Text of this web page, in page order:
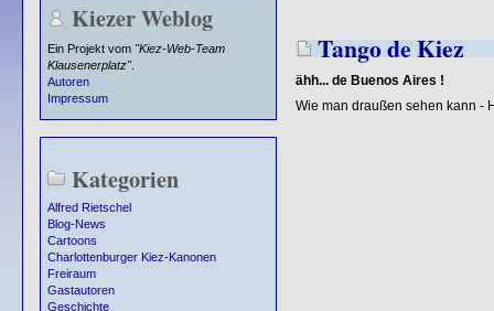
Kiezer Weblog
Ein Projekt vom "Kiez-Web-Team
Klausenerplatz".
Autoren
Impressum
Kategorien
Alfred Rietschel
Blog-News
Cartoons
Charlottenburger Kiez-Kanonen
Freiraum
Gastautoren
Geschichte
Tango de Kiez
ähh... de Buenos Aires !
Wie man draußen sehen kann -